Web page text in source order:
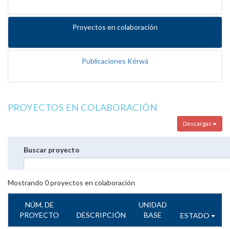
Proyectos en colaboración
Publicaciones Kérwá
PROYECTOS EN COLABORACIÓN
Descargas
Buscar proyecto
Mostrando 0proyectos en colaboración
NÚM. DE
PROYECTO
DESCRIPCIÓN
UNIDAD
BASE
ESTADO